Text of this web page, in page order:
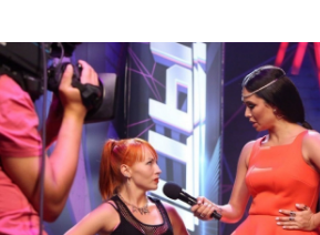
Согласие на обработку
СОГЛАСИЕ на получение
информации Пользователя МИРА
Контакты
Помощь